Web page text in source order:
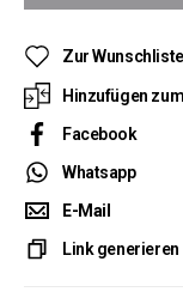
Zur Wunschliste
Hinzufügen
Facebook
Whatsapp
E-Mail
Link generieren